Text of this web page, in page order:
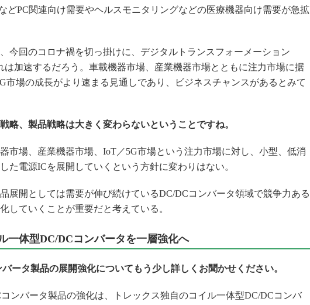
どPC関連向け需要やヘルスモニタリングなどの医療機器向け需要が急拡
今回のコロナ禍を切っ掛けに、デジタルトランスフォーメーション
は加速するだろう。車載機器市場、産業機器市場とともに注力市場に据
市場の成長がより速まる見通しであり、ビジネスチャンスがあるとみて
、製品戦略は大きく変わらないということですね。
市場、産業機器市場、IoT／5G市場という注力市場に対し、小型、低消
た電源ICを展開していくという方針に変わりはない。
展開としては需要が伸び続けているDC/DCコンバータ領域で競争力ある
していくことが重要だと考えている。
一体型DC/DCコンバータを一層強化へ
ータ製品の展開強化についてもう少し詳しくお聞かせください。
ンバータ製品の強化は、トレックス独自のコイル一体型DC/DCコンバ